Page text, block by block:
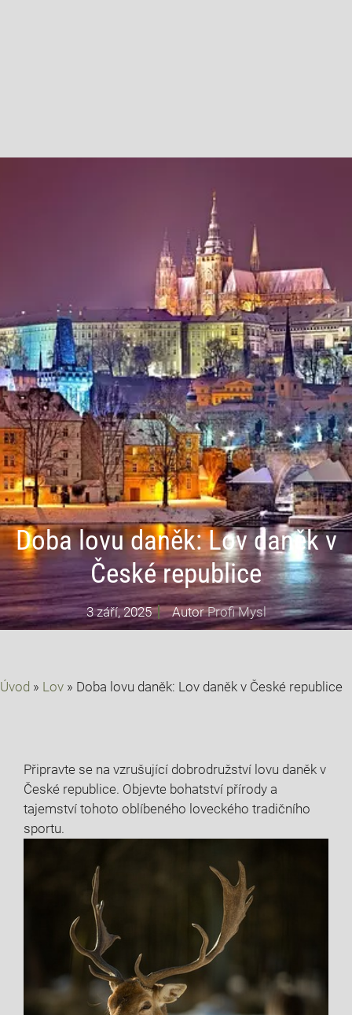
Doba lovu daněk: Lov daněk v
České republice
3 září, 2025 AutorProfi Mysl
Úvod » Lov » Doba lovu daněk: Lov daněk v České republice
Připravte‌ se na vzrušující dobrodružství ‍lovu daněk v
České republice. Objevte ⁤bohatství přírody a
tajemství‌ tohoto oblíbeného​ loveckého tradičního
‌sportu.